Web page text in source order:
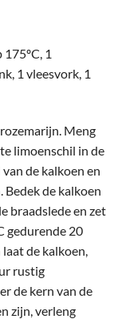
1
1 vleesvork, 1
Meng
limoenschil in de
de kalkoen en
Bedek de kalkoen
braadslede en zet
gedurende 20
de kalkoen,
rustig
de kern van de
zijn, verleng